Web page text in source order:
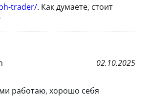
trader/. Как думаете, стоит
02.10.2025
работаю, хорошо себя